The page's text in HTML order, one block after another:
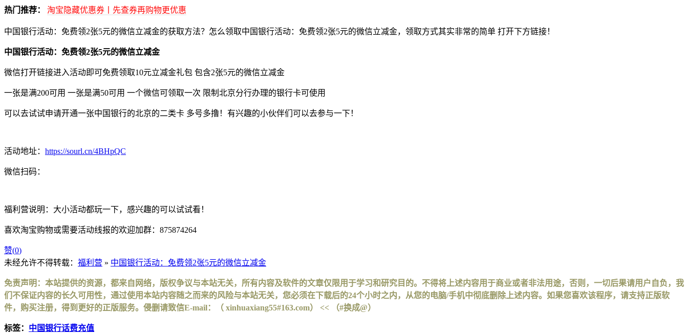
热门推荐： 淘宝隐藏优惠券丨先查券再购物更优惠
中国银行活动：免费领2张5元的微信立减金的获取方法？怎么领取中国银行活动：免费领2张5元的微信立减金，领取方式其实非常的简单 打开下方链接！
中国银行活动：免费领2张5元的微信立减金
微信打开链接进入活动即可免费领取10元立减金礼包 包含2张5元的微信立减金
一张是满200可用 一张是满50可用 一个微信可领取一次 限制北京分行办理的银行卡可使用
可以去试试申请开通一张中国银行的北京的二类卡 多号多撸！有兴趣的小伙伴们可以去参与一下！
活动地址： https://sourl.cn/4BHpQC
微信扫码：
福利营说明：大小活动都玩一下，感兴趣的可以试试看！
喜欢淘宝购物或需要活动线报的欢迎加群：875874264
赞(0)
未经允许不得转载： 福利营 » 中国银行活动：免费领2张5元的微信立减金
免责声明：本站提供的资源，都来自网络，版权争议与本站无关，所有内容及软件的文章仅限用于学习和研究目的。不得将上述内容用于商业或者非法用途，否则，一切后果请用户自负，我
们不保证内容的长久可用性，通过使用本站内容随之而来的风险与本站无关，您必须在下载后的24个小时之内，从您的电脑/手机中彻底删除上述内容。如果您喜欢该程序，请支持正版软
件，购买注册，得到更好的正版服务。侵删请致信E-mail：（ xinhuaxiang55#163.com） << （#换成@）
标签： 中国银行话费充值